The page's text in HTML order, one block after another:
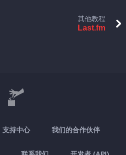
其他教程
Last.fm
支持中心 我们的合作伙伴